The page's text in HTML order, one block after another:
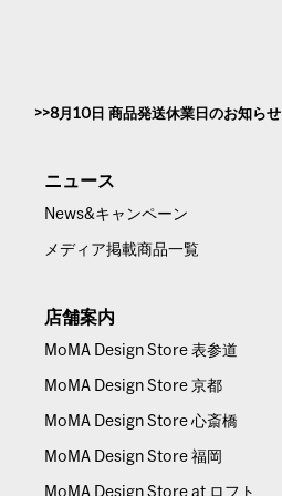
8月10日 商品発送休業日のお知らせ
ニュース
News&キャンペーン
メディア掲載商品一覧
店舗案内
MoMA Design Store 表参道
MoMA Design Store 京都
MoMA Design Store 心斎橋
MoMA Design Store 福岡
MoMA Design Store at ロフト